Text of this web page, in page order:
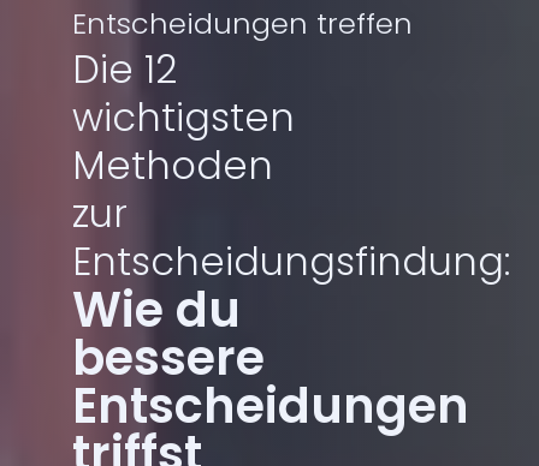
Entscheidungen treffen
Die 12
wichtigsten
Methoden
zur
Entscheidungsfindung:
Wie du
bessere
Entscheidungen